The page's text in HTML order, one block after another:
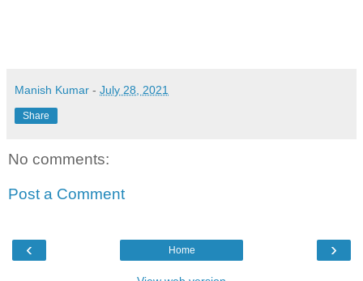
Manish Kumar - July 28, 2021
Share
No comments:
Post a Comment
‹ ›
Home